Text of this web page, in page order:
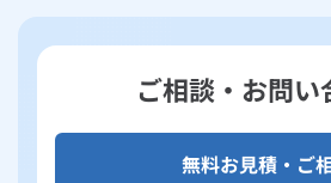
ご相談・お問い
無料お見積・ご